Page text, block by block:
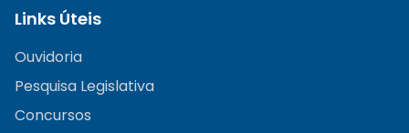
Links Úteis
Ouvidoria
Pesquisa Legislativa
Concursos